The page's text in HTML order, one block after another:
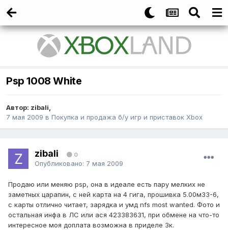
Psp 1008 White
Автор: zibali,
7 мая 2009 в Покупка и продажа б/у игр и приставок Xbox
zibali 0
Опубликовано: 7 мая 2009
Продаю или меняю psp, она в идеале есть пару мелких не
заметных царапин, с ней карта на 4 гига, прошивка 5.00м33-6,
с карты отлично читает, зарядка и умд nfs most wanted. Фото и
остальная инфа в ЛС или ася 423383631, при обмене на что-то
интересное моя доплата возможна в приделе 3к.